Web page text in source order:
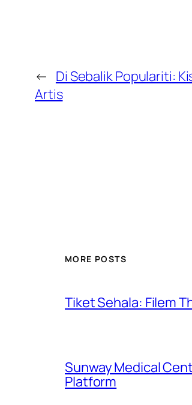
← Di Sebalik Populariti:
Artis
MORE POSTS
Tiket Sehala: Filem
Sunway Medical
Platform